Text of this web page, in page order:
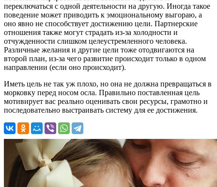
переключаться с одной деятельности на другую. Иногда такое
поведение может приводить к эмоциональному выгораю, а
оно явно не способствует достижению цели. Партнерские
отношения также могут страдать из-за холодности и
отчужденности слишком целеустремленного человека.
Различные желания и другие цели тоже отодвигаются на
второй план, из-за чего развитие происходит только в одном
направлении (если оно происходит).
Иметь цель не так уж плохо, но она не должна превращаться в
морковку перед носом осла. Правильно поставленная цель
мотивирует вас реально оценивать свои ресурсы, грамотно и
последовательно выстраивать систему для ее достижения.